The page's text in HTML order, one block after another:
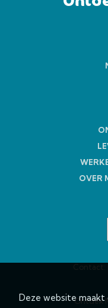
Deze website maakt
OVER
Contact:
Ontdek